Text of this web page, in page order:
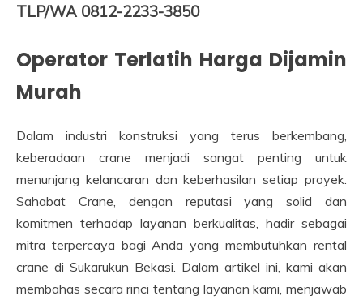
TLP/WA 0812-2233-3850
Operator Terlatih Harga Dijamin
Murah
Dalam industri konstruksi yang terus berkembang,
keberadaan crane menjadi sangat penting untuk
menunjang kelancaran dan keberhasilan setiap proyek.
Sahabat Crane, dengan reputasi yang solid dan
komitmen terhadap layanan berkualitas, hadir sebagai
mitra terpercaya bagi Anda yang membutuhkan rental
crane di Sukarukun Bekasi. Dalam artikel ini, kami akan
membahas secara rinci tentang layanan kami, menjawab